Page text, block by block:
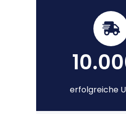
erfolgreiche